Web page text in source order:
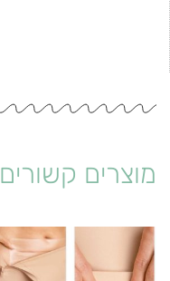
מוצרים קשורים